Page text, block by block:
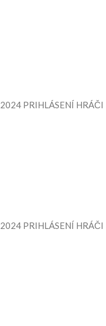
PRIHLÁSENÍ HRÁČI
PRIHLÁSENÍ HRÁČI